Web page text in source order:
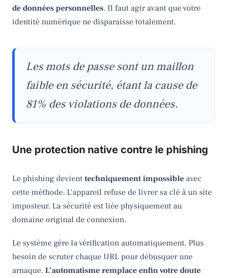
de données personnelles. Il faut agir avant que votre
identité numérique ne disparaisse totalement.
Les mots de passe sont un maillon
faible en sécurité, étant la cause de
81% des violations de données.
Une protection native contre le phishing
Le phishing devient techniquement impossible avec
cette méthode. L’appareil refuse de livrer sa clé à un site
imposteur. La sécurité est liée physiquement au
domaine original de connexion.
Le système gère la vérification automatiquement. Plus
besoin de scruter chaque URL pour débusquer une
arnaque. L’automatisme remplace enfin votre doute